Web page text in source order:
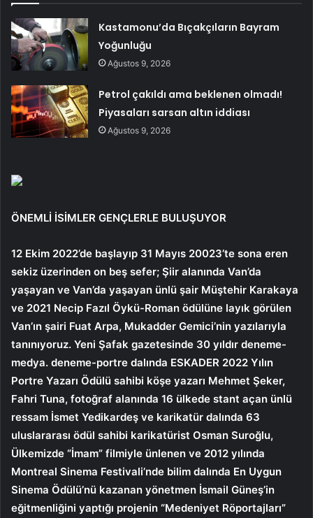
Kastamonu’da Bıçakçıların Bayram
Yoğunluğu
Ağustos 9, 2026
Petrol çakıldı ama beklenen olmadı!
Piyasaları sarsan altın iddiası
Ağustos 9, 2026
ÖNEMLİ İSİMLER GENÇLERLE BULUŞUYOR
12 Ekim 2022’de başlayıp 31 Mayıs 20023’te sona eren
sekiz üzerinden on beş sefer; Şiir alanında Van’da
yaşayan ve Van’da yaşayan ünlü şair Müştehir Karakaya
ve 2021 Necip Fazıl Öykü-Roman ödülüne layık görülen
Van’ın şairi Fuat Arpa, Mukadder Gemici’nin yazılarıyla
tanınıyoruz. Yeni Şafak gazetesinde 30 yıldır deneme-
medya. deneme-portre dalında ESKADER 2022 Yılın
Portre Yazarı Ödülü sahibi köşe yazarı Mehmet Şeker,
Fahri Tuna, fotoğraf alanında 16 ülkede stant açan ünlü
ressam İsmet Yedikardeş ve karikatür dalında 63
uluslararası ödül sahibi karikatürist Osman Suroğlu,
Ülkemizde “İmam” filmiyle ünlenen ve 2012 yılında
Montreal Sinema Festivali’nde bilim dalında En Uygun
Sinema Ödülü’nü kazanan yönetmen İsmail Güneş’in
eğitmenliğini yaptığı projenin “Medeniyet Röportajları”